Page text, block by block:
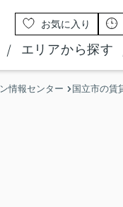
お気に入り
エリアから探す
情報センター 国立市の賃